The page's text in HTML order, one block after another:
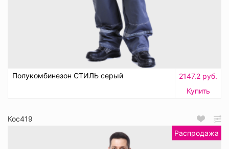
Полукомбинезон СТИЛЬ серый
2147.2 руб.
Купить
Кос419
Распродажа